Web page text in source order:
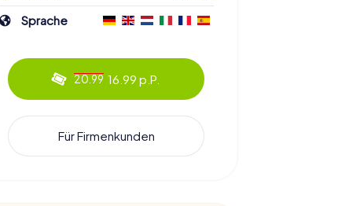
Sprache
20.99 16.99 p.P.
Für Firmenkunden